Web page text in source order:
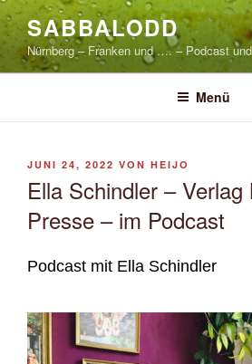
Zum
Inhalt
springen
SABBALODD
Nürnberg – Franken und …. – Podcast
Menü
VERÖFFENTLICHT
JUNI 24, 2022 VON HEIJO
Ella Schindler –
Presse – im Podcast
Podcast mit Ella Schindler